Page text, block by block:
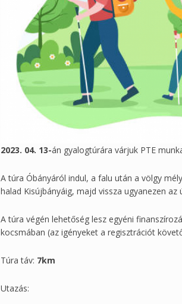
2023. 04. 13-án gyalogtúrára várjuk PTE
A túra Óbányáról indul, a falu után a völgy
halad Kisújbányáig, majd vissza ugyanezen az
A túra végén lehetőség lesz egyéni
kocsmában (az igényeket a regisztrációt
Túra táv: 7km
Utazás: